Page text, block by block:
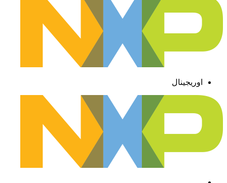
اوریجینال